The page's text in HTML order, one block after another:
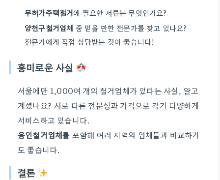
무허가주택철거에 필요한 서류는 무엇인가요?
양천구철거업체 중 믿을 만한 전문가를 찾고 있나요?
전문가에게 직접 상담받는 것이 좋습니다!
흥미로운 사실
서울에만 1,000여 개의 철거업체가 있다는 사실, 알고
계셨나요? 서로 다른 전문성과 가격으로 각기 다양하게
서비스하고 있습니다.
용인철거업체를 포함해 여러 지역의 업체들과 비교하기
도 좋습니다.
결론